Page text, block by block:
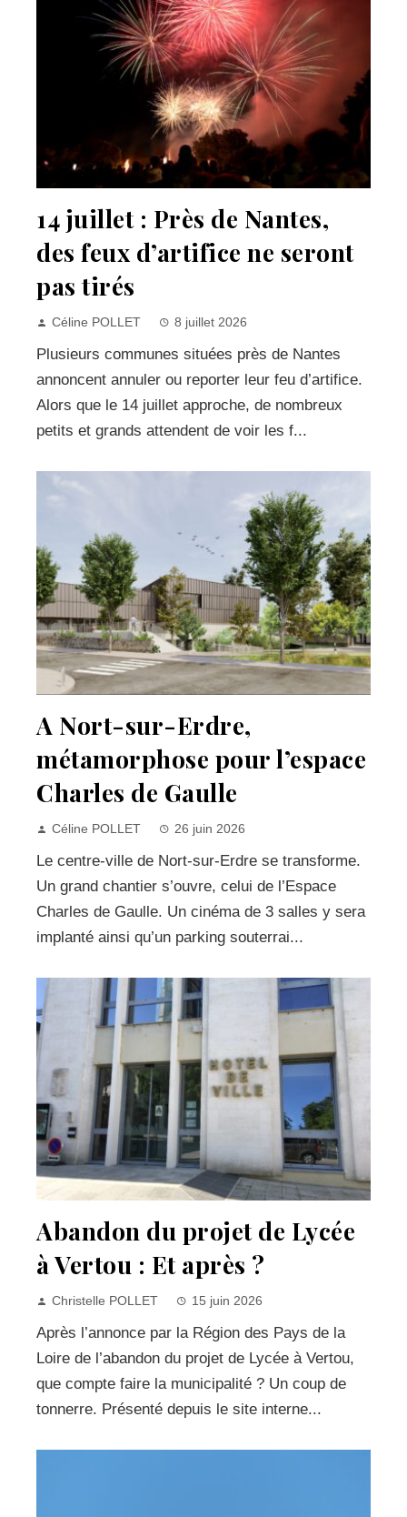
14 juillet : Près de Nantes,
des feux d’artifice ne seront
pas tirés
Céline POLLET 8 juillet 2026
Plusieurs communes situées près de Nantes
annoncent annuler ou reporter leur feu d’artifice.
Alors que le 14 juillet approche, de nombreux
petits et grands attendent de voir les f...
A Nort-sur-Erdre,
métamorphose pour l’espace
Charles de Gaulle
Céline POLLET 26 juin 2026
Le centre-ville de Nort-sur-Erdre se transforme.
Un grand chantier s’ouvre, celui de l’Espace
Charles de Gaulle. Un cinéma de 3 salles y sera
implanté ainsi qu’un parking souterrai...
Abandon du projet de Lycée
à Vertou : Et après ?
Christelle POLLET 15 juin 2026
Après l’annonce par la Région des Pays de la
Loire de l’abandon du projet de Lycée à Vertou,
que compte faire la municipalité ? Un coup de
tonnerre. Présenté depuis le site interne...